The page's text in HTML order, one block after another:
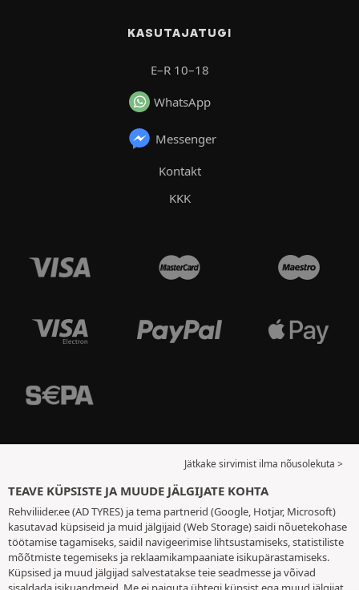
KASUTAJATUGI
E–R 10–18
WhatsApp
Messenger
Kontakt
KKK
Jätkake sirvimist ilma nõusolekuta >
TEAVE KÜPSISTE JA MUUDE JÄLGIJATE KOHTA
Rehviliider.ee (AD TYRES) ja tema partnerid (Google, Hotjar, Microsoft)
kasutavad küpsiseid ja muid jälgijaid (Web Storage) saidi nõuetekohase
töötamise tagamiseks, saidil navigeerimise lihtsustamiseks, statistiliste
mõõtmiste tegemiseks ja reklaamikampaaniate isikupärastamiseks.
Küpsised ja muud jälgijad salvestatakse teie seadmesse ja võivad